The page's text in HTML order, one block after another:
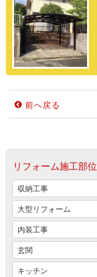
前へ戻る
リフォーム施工部位
収納工事
大型リフォーム
内装工事
玄関
キッチン